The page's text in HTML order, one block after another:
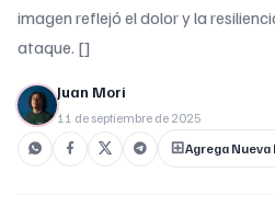
imagen reflejó el dolor y la
ataque. []
Juan Mori
11 de septiembre de 2025
Agrega Nueva